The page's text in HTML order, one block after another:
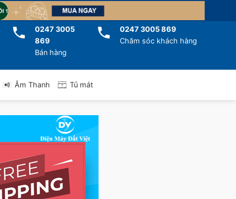
0247 3005
869
Bán hàng
0247 3005 869
Chăm sóc khách hàng
Âm Thanh Tủ mát